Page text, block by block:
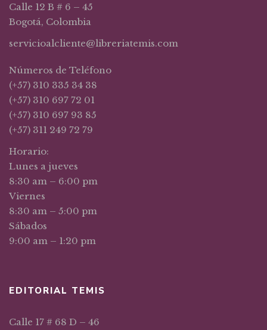
Calle 12 B # 6 – 45
Bogotá, Colombia
servicioalcliente@libreriatemis.com
Números de Teléfono
(+57) 310 335 34 38
(+57) 310 697 72 01
(+57) 310 697 93 85
(+57) 311 249 72 79
Horario:
Lunes a jueves
8:30 am – 6:00 pm
Viernes
8:30 am – 5:00 pm
Sábados
9:00 am – 1:20 pm
EDITORIAL TEMIS
Calle 17 # 68 D – 46